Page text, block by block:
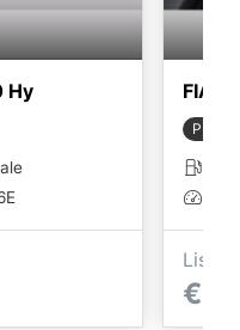
Hy FIAT